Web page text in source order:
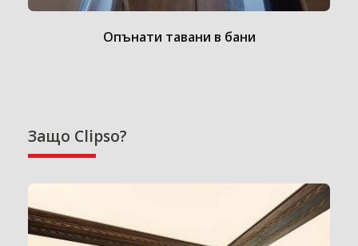
Опънати тавани в бани
Защо Clipso?